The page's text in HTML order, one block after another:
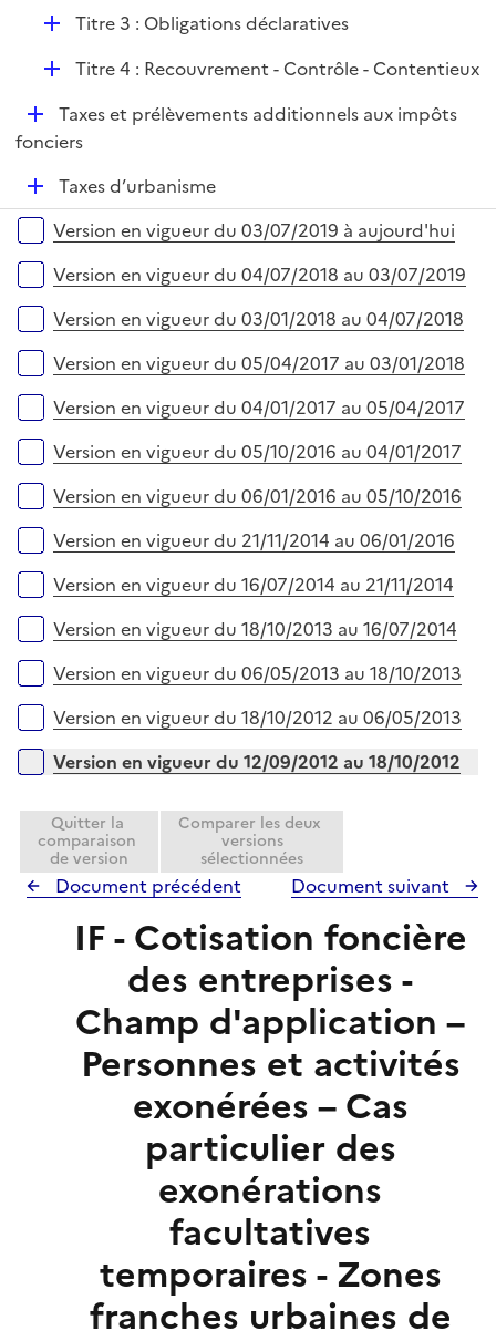
e
r
e
r
D
l
i
e
r
Titre 3 : Obligations déclaratives
D
p
l
i
e
r
Titre 4 : Recouvrement - Contrôle - Contentieux
D
é
e
r
Taxes et prélèvements additionnels aux impôts
fonciers
D
é
p
e
Taxes d’urbanisme
Versions sur la période
Version en vigueur du 03/07/2019 à aujourd'hui
Version en vigueur du 04/07/2018 au 03/07/2019
Version en vigueur du 03/01/2018 au 04/07/2018
Version en vigueur du 05/04/2017 au 03/01/2018
Version en vigueur du 04/01/2017 au 05/04/2017
Version en vigueur du 05/10/2016 au 04/01/2017
Version en vigueur du 06/01/2016 au 05/10/2016
Version en vigueur du 21/11/2014 au 06/01/2016
Version en vigueur du 16/07/2014 au 21/11/2014
Version en vigueur du 18/10/2013 au 16/07/2014
Version en vigueur du 06/05/2013 au 18/10/2013
Version en vigueur du 18/10/2012 au 06/05/2013
Version en vigueur du 12/09/2012 au 18/10/2012
Quitter la
comparaison
de version
Comparer les deux
versions
sélectionnées
Document précédent Document suivant
IF - Cotisation foncière
des entreprises -
Champ d'application –
Personnes et activités
exonérées – Cas
particulier des
exonérations
facultatives
temporaires - Zones
franches urbaines de